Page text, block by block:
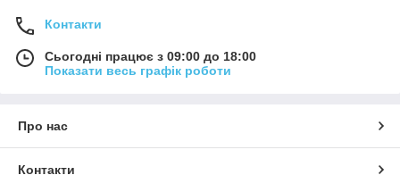
Контакти
Сьогодні працює з 09:00 до 18:00
Показати весь графік роботи
Про нас
Контакти